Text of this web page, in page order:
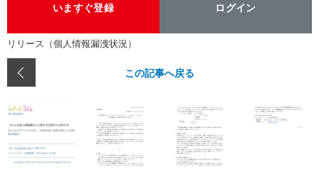
いますぐ登録 ログイン
リリース（個人情報漏洩状況）
この記事へ戻る